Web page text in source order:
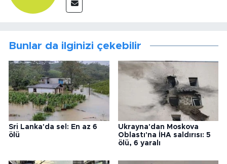
Bunlar da ilginizi çekebilir
Sri Lanka'da sel: En az 6
ölü
Ukrayna'dan Moskova
Oblastı'na İHA saldırısı: 5
ölü, 6 yaralı